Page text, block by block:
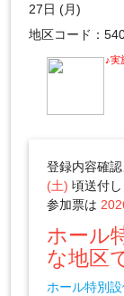
27日 (月)
地区コード：
♪実
登録内容確
(土) 頃送付し
参加票は
ホール
な地区
ホール特別